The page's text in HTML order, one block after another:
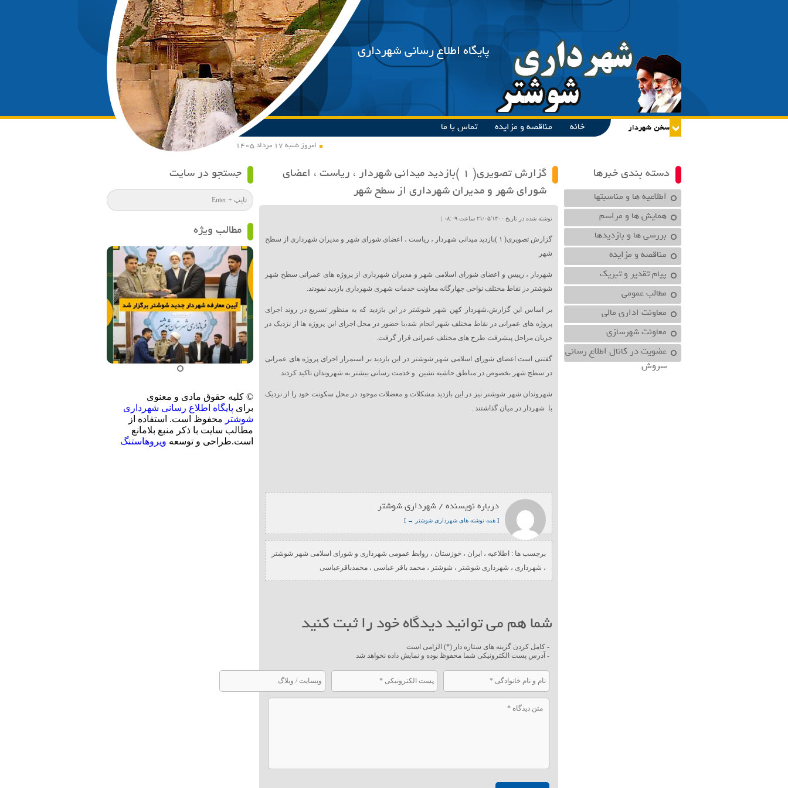
پایگاه اطلاع رسانی شهرداری
امروز شنبه ۱۷ مرداد ۱۴۰۵
خانه مناقصه و مزایده تماس با ما
دسته بندی خبرها
اطلاعیه ها و مناسبتها
همایش ها و مراسم
بررسی ها و بازدیدها
مناقصه و مزایده
پیام تقدیر و تبریک
مطالب عمومی
معاونت اداري مالي
معاونت شهرسازي
عضویت در کانال اطلاع رسانی
سروش
گزارش تصویری( ۱ )بازدید میدانی شهردار ، ریاست ، اعضای
شورای شهر و مدیران شهرداری از سطح شهر
نوشته شده در تاریخ ۲۱/۰۵/۱۴۰۰ ساعت ۰۸:۰۹ |
گزارش تصویری( ۱ )بازدید میدانی شهردار ، ریاست ، اعضای شورای شهر و مدیران شهرداری از سطح
شهر
شهردار ، رییس و اعضای شورای اسلامی شهر و مدیران شهرداری از پروژه های عمرانی سطح شهر
شوشتر در نقاط مختلف نواحی چهارگانه معاونت خدمات شهری شهرداری بازدید نمودند.
بر اساس این گزارش،شهردار کهن شهر شوشتر در این بازدید که به منظور تسریع در روند اجرای
پروژه های عمرانی در نقاط مختلف شهر انجام شد،با حضور در محل اجرای این پروژه ها از نزدیک در
جریان مراحل پیشرفت طرح های مختلف عمرانی قرار گرفت.
گفتنی است اعضای شورای اسلامی شهر شوشتر در این بازدید بر استمرار اجرای پروژه های عمرانی
در سطح شهر بخصوص در مناطق حاشیه نشین و خدمت رسانی بیشتر به شهروندان تاکید کردند.
شهروندان شهر شوشتر نیز در این بازدید مشکلات و معضلات موجود در محل سکونت خود را از نزدیک
با شهردار در میان گذاشتند .
درباره نویسنده / شهرداری شوشتر
[ همه نوشته های شهرداری شوشتر → ]
برچسب ها : اطلاعیه ، ایران ، خوزستان ، روابط عمومی شهرداری و شورای اسلامی شهر شوشتر
، شهرداری ، شهرداری شوشتر ، شوشتر ، محمد باقر عباسی ، محمدباقرعباسی
شما هم می توانید دیدگاه خود را ثبت کنید
- کامل کردن گزینه های ستاره دار (*) الزامی است
- آدرس پست الکترونیکی شما محفوظ بوده و نمایش داده نخواهد شد
جستجو در سایت
مطالب ویژه
© کلیه حقوق مادی و معنوی
برای پایگاه اطلاع رسانی شهرداری
شوشتر محفوظ است. استفاده از
مطالب سایت با ذکر منبع بلامانع
است.طراحی و توسعه ویروهاستنگ